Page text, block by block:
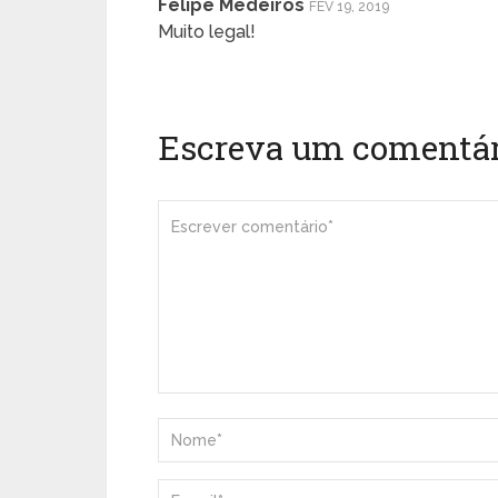
Felipe Medeiros FEV 19, 2019
Muito legal!
Escreva um